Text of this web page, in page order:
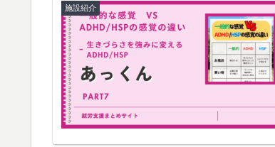
施設紹介